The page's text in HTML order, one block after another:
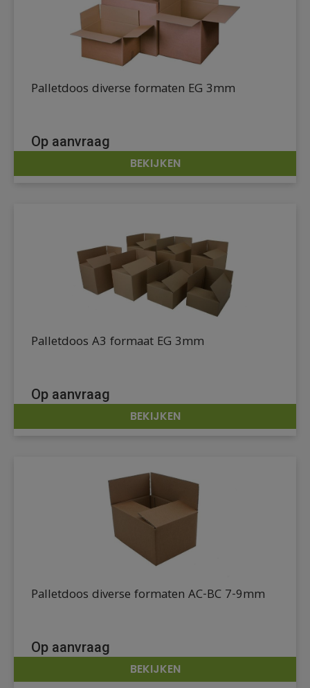
DETAILS
Palletdoos diverse formaten EG 3mm
Op aanvraag
BEKIJKEN
DETAILS
Palletdoos A3 formaat EG 3mm
Op aanvraag
BEKIJKEN
DETAILS
Palletdoos diverse formaten AC-BC 7-9mm
Op aanvraag
BEKIJKEN